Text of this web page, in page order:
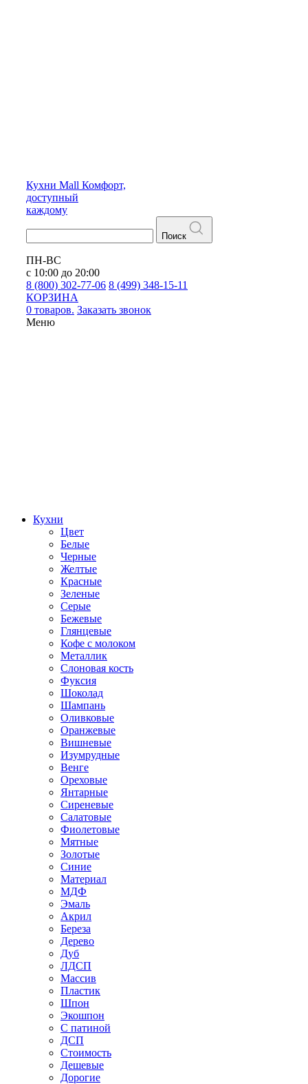
Кухни Mall Комфорт,
доступный
каждому
Поиск
ПН-ВС
с 10:00 до 20:00
8 (800) 302-77-06 8 (499) 348-15-11
КОРЗИНА
0 товаров. Заказать звонок
Меню
Кухни
Цвет
Белые
Черные
Желтые
Красные
Зеленые
Серые
Бежевые
Глянцевые
Кофе с молоком
Металлик
Слоновая кость
Фуксия
Шоколад
Шампань
Оливковые
Оранжевые
Вишневые
Изумрудные
Венге
Ореховые
Янтарные
Сиреневые
Салатовые
Фиолетовые
Мятные
Золотые
Синие
Материал
МДФ
Эмаль
Акрил
Береза
Дерево
Дуб
ЛДСП
Массив
Пластик
Шпон
Экошпон
С патиной
ДСП
Стоимость
Дешевые
Дорогие